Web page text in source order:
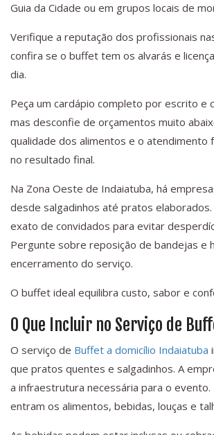
Guia da Cidade ou em grupos locais de
Verifique a reputação dos profissionais
confira se o buffet tem os alvarás e
dia.
Peça um cardápio completo por escrito e
mas desconfie de orçamentos muito
qualidade dos alimentos e o atendimento
no resultado final.
Na Zona Oeste de Indaiatuba, há
desde salgadinhos até pratos
exato de convidados para evitar
Pergunte sobre reposição de bandejas e
encerramento do serviço.
O buffet ideal equilibra custo, sabor e
O Que Incluir no Serviço de
O serviço de Buffet a domicílio Indaiatuba
que pratos quentes e salgadinhos. A
a infraestrutura necessária para o evento.
entram os alimentos, bebidas, louças e